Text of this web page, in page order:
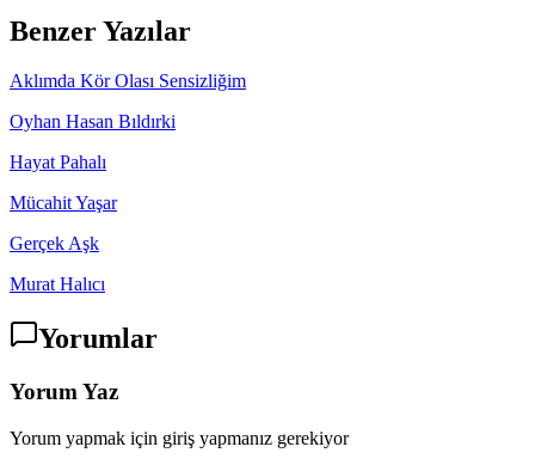
Benzer Yazılar
Aklımda Kör Olası Sensizliğim
Oyhan Hasan Bıldırki
Hayat Pahalı
Mücahit Yaşar
Gerçek Aşk
Murat Halıcı
Yorumlar
Yorum Yaz
Yorum yapmak için giriş yapmanız gerekiyor